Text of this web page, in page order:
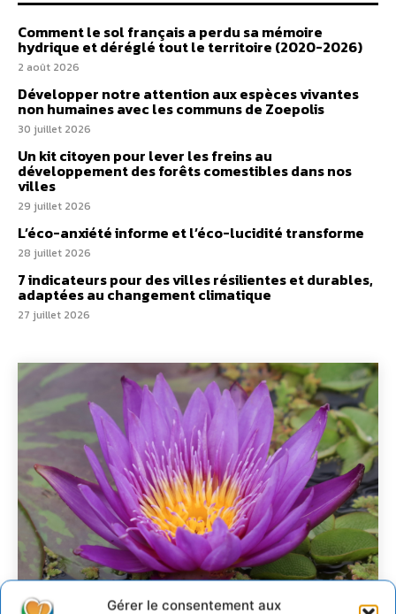
Gérer le consentement aux
Comment le sol français a perdu sa mémoire
hydrique et déréglé tout le territoire (2020-2026)
2 août 2026
Développer notre attention aux espèces vivantes
non humaines avec les communs de Zoepolis
30 juillet 2026
Un kit citoyen pour lever les freins au
développement des forêts comestibles dans nos
villes
29 juillet 2026
L’éco-anxiété informe et l’éco-lucidité transforme
28 juillet 2026
7 indicateurs pour des villes résilientes et durables,
adaptées au changement climatique
27 juillet 2026